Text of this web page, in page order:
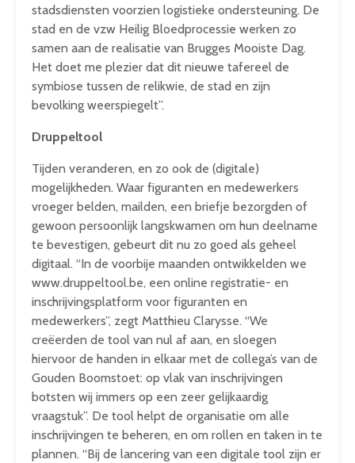
stadsdiensten voorzien logistieke ondersteuning. De
stad en de vzw Heilig Bloedprocessie werken zo
samen aan de realisatie van Brugges Mooiste Dag.
Het doet me plezier dat dit nieuwe tafereel de
symbiose tussen de relikwie, de stad en zijn
bevolking weerspiegelt”.
Druppeltool
Tijden veranderen, en zo ook de (digitale)
mogelijkheden. Waar figuranten en medewerkers
vroeger belden, mailden, een briefje bezorgden of
gewoon persoonlijk langskwamen om hun deelname
te bevestigen, gebeurt dit nu zo goed als geheel
digitaal. “In de voorbije maanden ontwikkelden we
www.druppeltool.be, een online registratie- en
inschrijvingsplatform voor figuranten en
medewerkers”, zegt Matthieu Clarysse. “We
creëerden de tool van nul af aan, en sloegen
hiervoor de handen in elkaar met de collega’s van de
Gouden Boomstoet: op vlak van inschrijvingen
botsten wij immers op een zeer gelijkaardig
vraagstuk”. De tool helpt de organisatie om alle
inschrijvingen te beheren, en om rollen en taken in te
plannen. “Bij de lancering van een digitale tool zijn er